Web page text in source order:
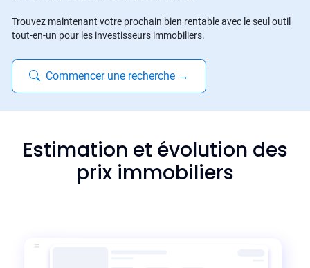
Trouvez maintenant votre prochain bien rentable avec le seul outil
tout-en-un pour les investisseurs immobiliers.
Commencer une recherche →
Estimation et évolution des
prix immobiliers